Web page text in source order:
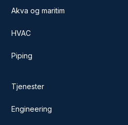
Akva og maritim
HVAC
Piping
Tjenester
Engineering